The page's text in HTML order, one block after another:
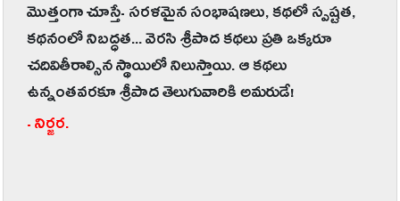
మొత్తంగా చూస్తే- సరళమైన సంభాషణలు, కథలో స్పష్టత,
కథనంలో నిబద్ధత... వెరసి శ్రీపాద కథలు ప్రతి ఒక్కరూ
చదివితీరాల్సిన స్థాయిలో నిలుస్తాయి. ఆ కథలు
ఉన్నంతవరకూ శ్రీపాద తెలుగువారికి అమరుడే!
- నిర్జర.